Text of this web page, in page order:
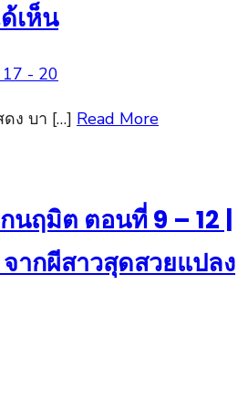
เห็น
ง บา […] Read More
นฤมิต ตอนที่ 9 – 12 |
ากผีสาวสุดสวยแปลง